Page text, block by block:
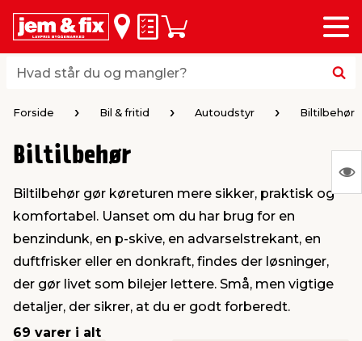
Hvad står du og mangler?
Hvad står du og mangler?
Huskeseddel
Indkøbskurv
Menu
loft & vægge
vinduer
brædder
& varme
& ophæng
& opbevaring
& armatur
& ventilation
Home
& kemikalier
& fugemasse
af værktøj
maskiner
Forside Bil & fritid Autoudstyr Biltilbehør
Biltilbehør
Biltilbehør gør køreturen mere sikker, praktisk og
komfortabel. Uanset om du har brug for en
benzindunk, en p-skive, en advarselstrekant, en
duftfrisker eller en donkraft, findes der løsninger,
der gør livet som bilejer lettere. Små, men vigtige
detaljer, der sikrer, at du er godt forberedt.
69 varer i alt